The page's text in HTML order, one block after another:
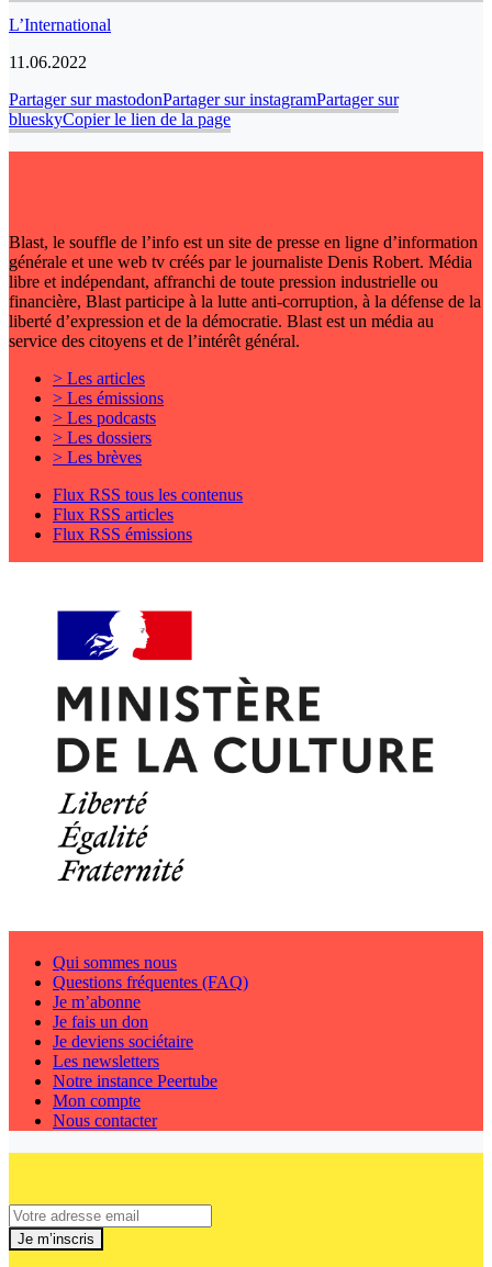
L’International
11.06.2022
Partager sur mastodonPartager sur instagramPartager sur
blueskyCopier le lien de la page
Blast, le souffle de l’info est un site de presse en ligne d’information
générale et une web tv créés par le journaliste Denis Robert. Média
libre et indépendant, affranchi de toute pression industrielle ou
financière, Blast participe à la lutte anti-corruption, à la défense de la
liberté d’expression et de la démocratie. Blast est un média au
service des citoyens et de l’intérêt général.
> Les articles
> Les émissions
> Les podcasts
> Les dossiers
> Les brèves
Flux RSS tous les contenus
Flux RSS articles
Flux RSS émissions
Qui sommes nous
Questions fréquentes (FAQ)
Je m’abonne
Je fais un don
Je deviens sociétaire
Les newsletters
Notre instance Peertube
Mon compte
Nous contacter
Je m’inscris